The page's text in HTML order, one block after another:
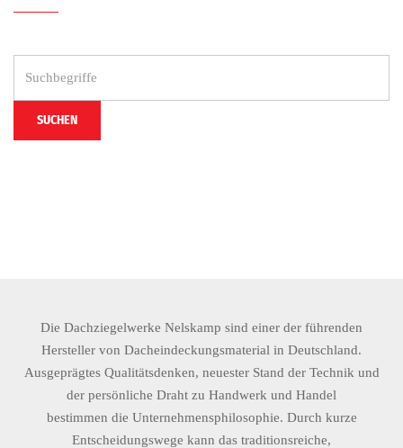
SUCHEN
Die Dachziegelwerke Nelskamp sind einer der führenden
Hersteller von Dacheindeckungsmaterial in Deutschland.
Ausgeprägtes Qualitätsdenken, neuester Stand der Technik und
der persönliche Draht zu Handwerk und Handel
bestimmen die Unternehmensphilosophie. Durch kurze
Entscheidungswege kann das traditionsreiche,